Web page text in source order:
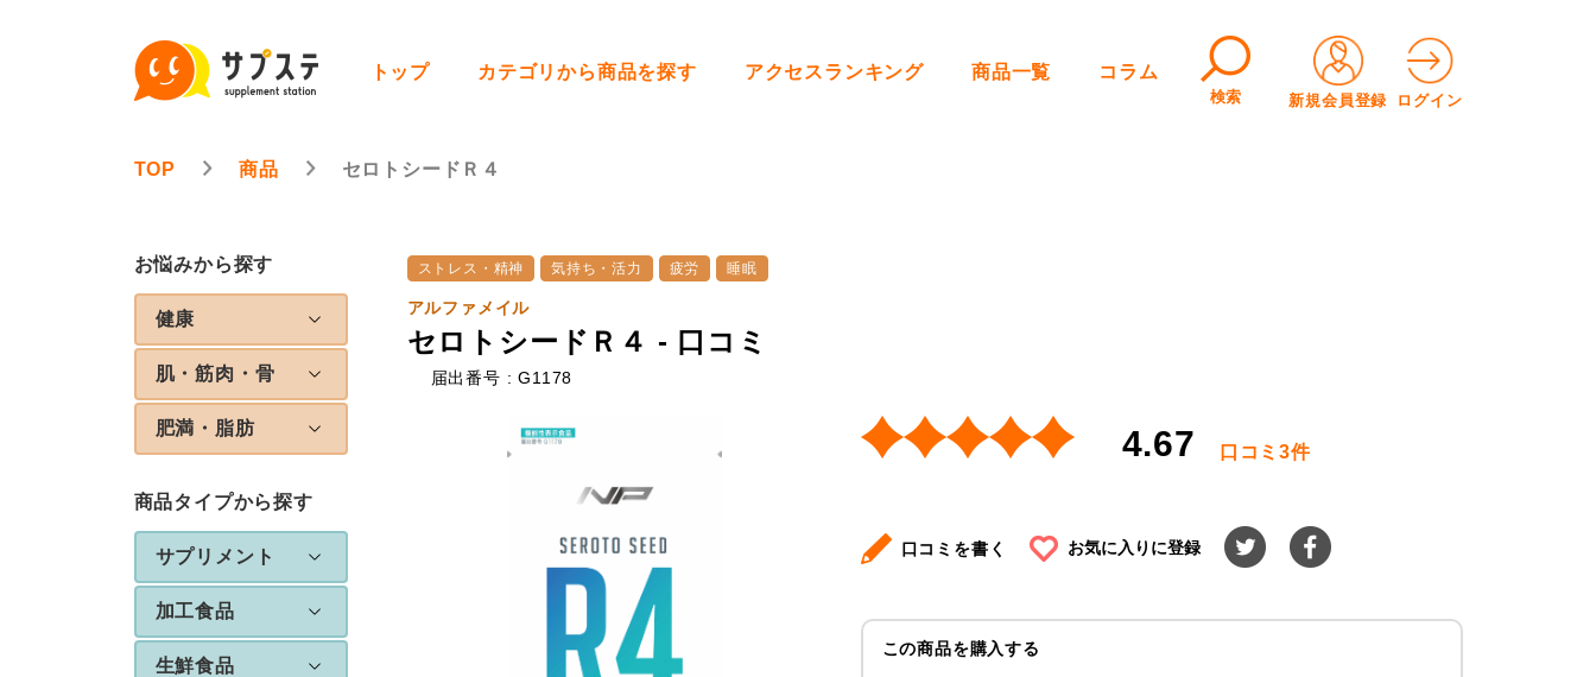
トップ カテゴリから商品を探す アクセスランキング 商品一覧 コラム
検索 新規会員登録 ログイン
TOP 商品 セロトシードＲ４
お悩みから探す
健康
肌・筋肉・骨
肥満・脂肪
商品タイプから探す
サプリメント
加工食品
生鮮食品
ストレス・精神 気持ち・活力 疲労 睡眠
アルファメイル
セロトシードＲ４ - 口コミ
届出番号 : G1178
4.67 口コミ3件
口コミを書く お気に入りに登録
この商品を購入する